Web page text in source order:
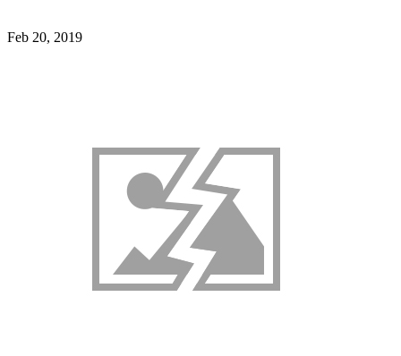
Feb 20, 2019